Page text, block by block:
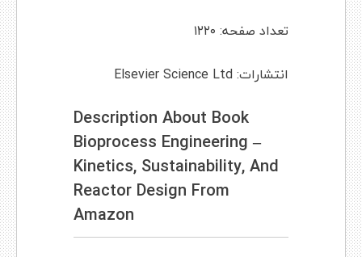
تعداد صفحه: ۱۲۲۰
انتشارات: Elsevier Science Ltd
Description About Book
Bioprocess Engineering –
Kinetics, Sustainability, And
Reactor Design From
Amazon